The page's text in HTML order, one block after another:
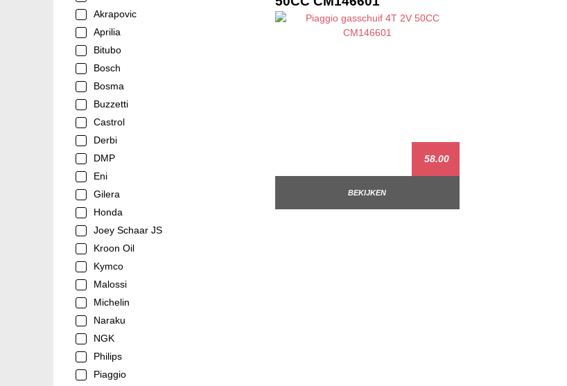
Akrapovic
Aprilia
Bitubo
Bosch
Bosma
Buzzetti
Castrol
Derbi
DMP
Eni
Gilera
Honda
Joey Schaar JS
Kroon Oil
Kymco
Malossi
Michelin
Naraku
NGK
Philips
Piaggio
58.00
BEKIJKEN